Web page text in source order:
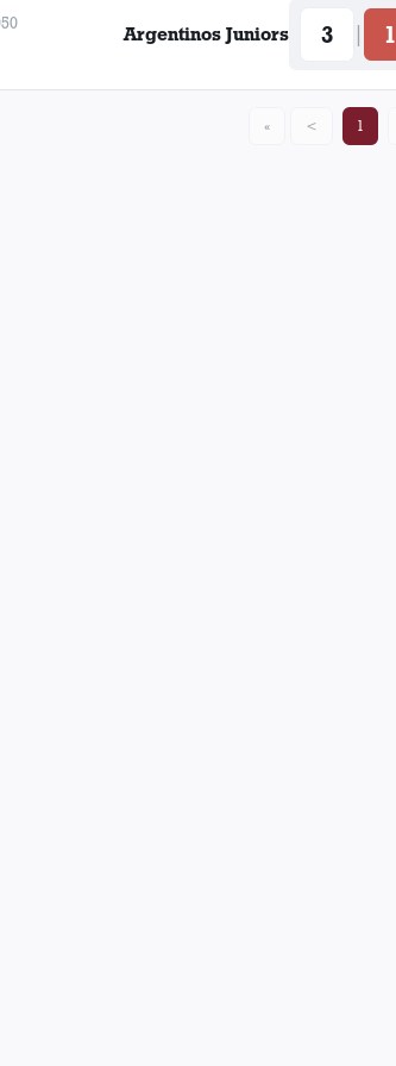
Tito Alvarez Vega
Argentinos Juniors 3 1
« < 1